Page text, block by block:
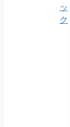
ッ
ク